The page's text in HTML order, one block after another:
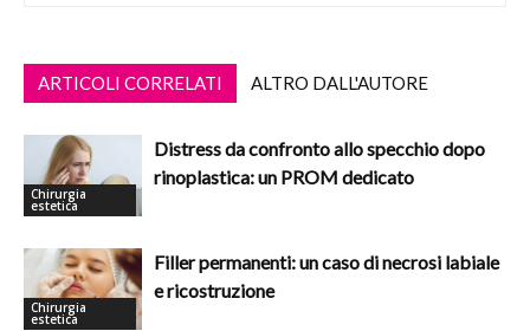
ARTICOLI CORRELATI ALTRO DALL'AUTORE
Chirurgia
estetica
Distress da confronto allo specchio dopo
rinoplastica: un PROM dedicato
Chirurgia
estetica
Filler permanenti: un caso di necrosi labiale
e ricostruzione